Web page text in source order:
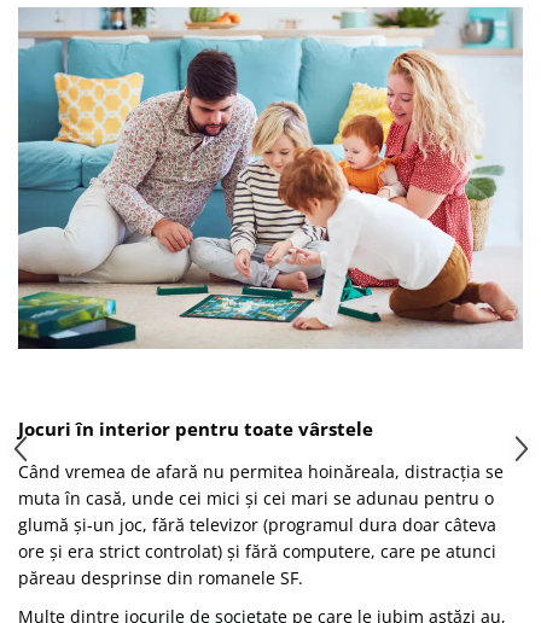
Jocuri în interior pentru toate vârstele
Când vremea de afară nu permitea hoinăreala, distracția se
muta în casă, unde cei mici și cei mari se adunau pentru o
glumă și-un joc, fără televizor (programul dura doar câteva
ore și era strict controlat) și fără computere, care pe atunci
păreau desprinse din romanele SF.
Multe dintre jocurile de societate pe care le iubim astăzi au,